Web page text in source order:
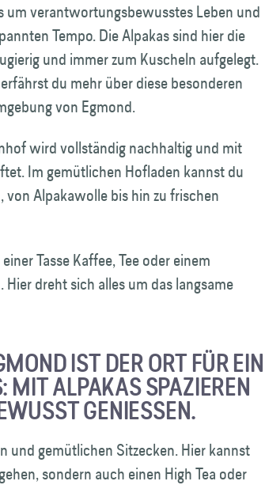
um verantwortungsbewusstes Leben und
Tempo. Die Alpakas sind hier die
und immer zum Kuscheln aufgelegt.
du mehr über diese besonderen
von Egmond.
wird vollständig nachhaltig und mit
Im gemütlichen Hofladen kannst du
Alpakawolle bis hin zu frischen
Tasse Kaffee, Tee oder einem
dreht sich alles um das langsame
IST DER ORT FÜR EIN
MIT ALPAKAS SPAZIEREN
GENIESSEN.
und gemütlichen Sitzecken. Hier kannst
sondern auch einen High Tea oder